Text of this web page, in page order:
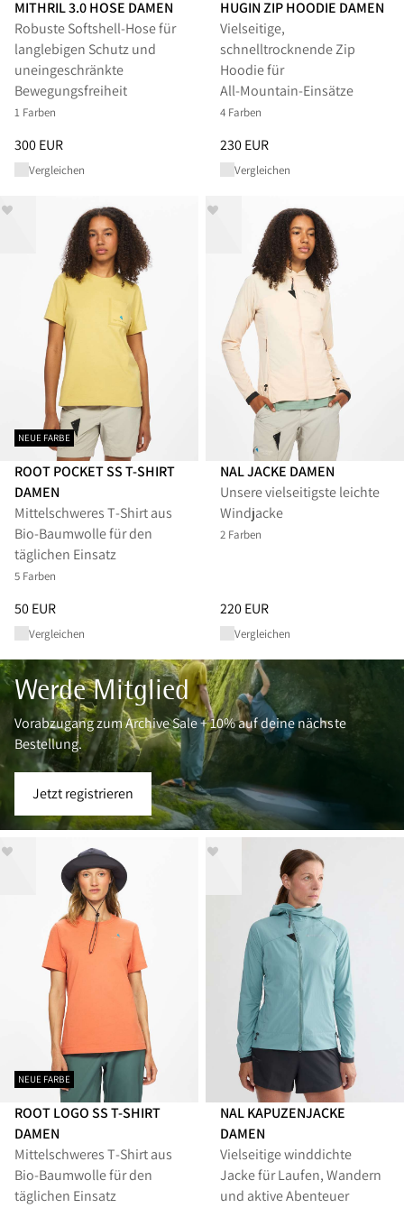
MITHRIL 3.0 HOSE DAMEN
Robuste Softshell-Hose für
langlebigen Schutz und
uneingeschränkte
Bewegungsfreiheit
1 Farben
Preis:300 EUR, reduziert von 300 EUR
300 EUR
Vergleichen
HUGIN ZIP HOODIE DAMEN
Vielseitige,
schnelltrocknende Zip
Hoodie für
All‑Mountain‑Einsätze
4 Farben
Preis:230 EUR, reduziert von
230 EUR
Vergleichen
NEUE FARBE
ROOT POCKET SS T-SHIRT
DAMEN
Mittelschweres T‑Shirt aus
Bio-Baumwolle für den
täglichen Einsatz
5 Farben
Preis:50 EUR, reduziert von 50 EUR
50 EUR
Vergleichen
NAL JACKE DAMEN
​Unsere vielseitigste leichte
Windjacke
2 Farben
Preis: 220 EUR, reduziert von
220 EUR
Vergleichen
Werde Mitglied
Vorabzugang zum Archive Sale + 10% auf deine nächste
Bestellung.
Jetzt registrieren
NEUE FARBE
ROOT LOGO SS T-SHIRT
DAMEN
Mittelschweres T‑Shirt aus
Bio-Baumwolle für den
täglichen Einsatz
NAL KAPUZENJACKE
DAMEN
Vielseitige winddichte
Jacke für Laufen, Wandern
und aktive Abenteuer